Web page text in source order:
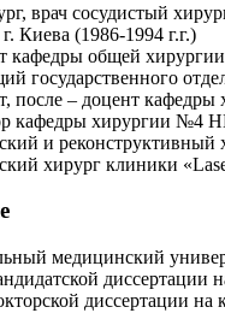
врач сосудистый
Киева (1986-1994 г.г.)
кафедры общей
государственного
после – доцент
кафедры хирургии №4
и
хирург клиники
медицинский
диссертации
диссертации